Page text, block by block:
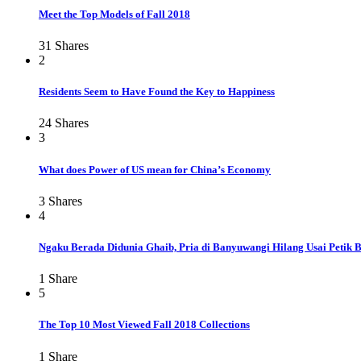
Meet the Top Models of Fall 2018
31 Shares
2
Residents Seem to Have Found the Key to Happiness
24 Shares
3
What does Power of US mean for China’s Economy
3 Shares
4
Ngaku Berada Didunia Ghaib, Pria di Banyuwangi Hilang Usai Petik
1 Share
5
The Top 10 Most Viewed Fall 2018 Collections
1 Share